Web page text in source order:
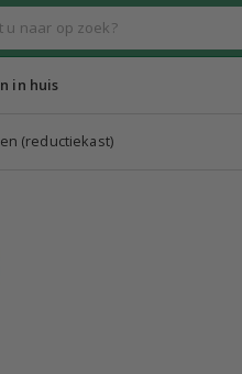
in huis
(reductiekast)